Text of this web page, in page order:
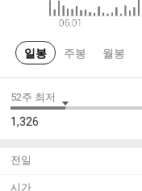
일봉 주봉 월봉
52주 최저
1,326
전일
시가